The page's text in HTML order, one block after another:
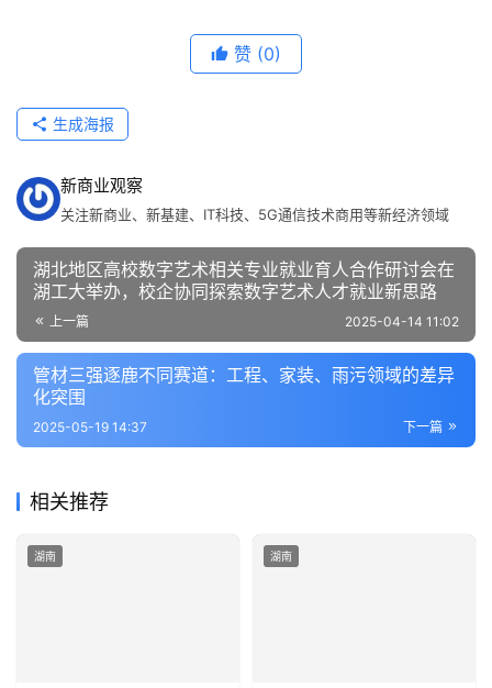
赞 (0)
生成海报
新商业观察
关注新商业、新基建、IT科技、5G通信技术商用等新经济领域
湖北地区高校数字艺术相关专业就业育人合作研讨会在
湖工大举办，校企协同探索数字艺术人才就业新思路
上一篇 2025-04-14 11:02
管材三强逐鹿不同赛道：工程、家装、雨污领域的差异
化突围
下一篇
2025-05-19 14:37
相关推荐
湖南 湖南